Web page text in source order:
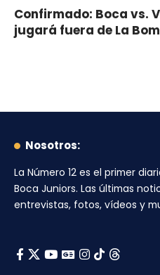
Confirmado: Boca vs.
jugará fuera de La
Nosotros:
La Número 12 es el primer
Boca Juniors. Las últimas
entrevistas, fotos, vídeos y